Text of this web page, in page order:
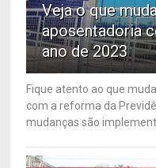
Veja o que
aposentadoria
ano de 2023
Fique atento ao que
com a reforma da
mudanças são